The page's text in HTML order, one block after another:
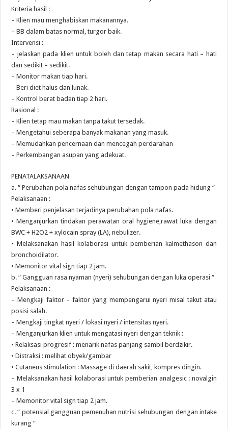
Kriteria hasil :
– Klien mau menghabiskan makanannya.
– BB dalam batas normal, turgor baik.
Intervensi :
– jelaskan pada klien untuk boleh dan tetap makan secara hati – hati
dan sedikit – sedikit.
– Monitor makan tiap hari.
– Beri diet halus dan lunak.
– Kontrol berat badan tiap 2 hari.
Rasional :
– Klien tetap mau makan tanpa takut tersedak.
– Mengetahui seberapa banyak makanan yang masuk.
– Memudahkan pencernaan dan mencegah perdarahan
– Perkembangan asupan yang adekuat.
PENATALAKSANAAN
a. “ Perubahan pola nafas sehubungan dengan tampon pada hidung “
Pelaksanaan :
• Memberi penjelasan terjadinya perubahan pola nafas.
• Menganjurkan tindakan perawatan oral hygiene,rawat luka dengan
BWC + H2O2 + xylocain spray (LA), nebulizer.
• Melaksanakan hasil kolaborasi untuk pemberian kalmethason dan
bronchoidilator.
• Memonitor vital sign tiap 2 jam.
b. “ Gangguan rasa nyaman (nyeri) sehubungan dengan luka operasi “
Pelaksanaan :
– Mengkaji faktor – faktor yang mempengarui nyeri misal takut atau
posisi salah.
– Mengkaji tingkat nyeri / lokasi nyeri / intensitas nyeri.
– Menganjurkan klien untuk mengatasi nyeri dengan teknik :
• Relaksasi progresif : menarik nafas panjang sambil berdzikir.
• Distraksi : melihat obyek/gambar
• Cutaneus stimulation : Massage di daerah sakit, kompres dingin.
– Melaksanakan hasil kolaborasi untuk pemberian analgesic : novalgin
3 x 1
– Memonitor vital sign tiap 2 jam.
c. “ potensial gangguan pemenuhan nutrisi sehubungan dengan intake
kurang “